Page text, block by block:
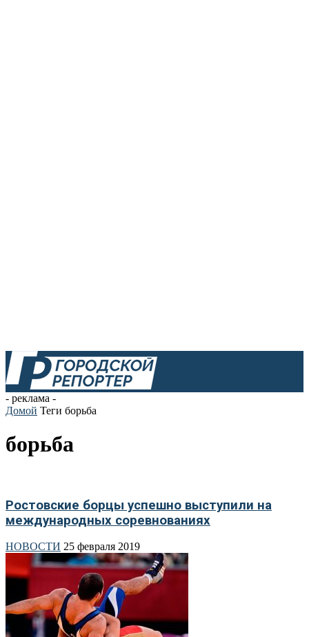
- реклама -
Домой Теги борьба
борьба
Ростовские борцы успешно выступили на
международных соревнованиях
НОВОСТИ 25 февраля 2019